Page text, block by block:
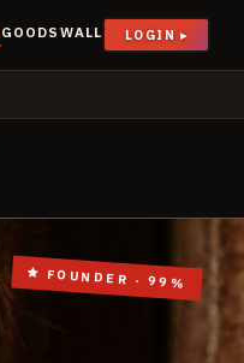
GOODSWALL LOGIN ▸
★ FOUNDER · 99%